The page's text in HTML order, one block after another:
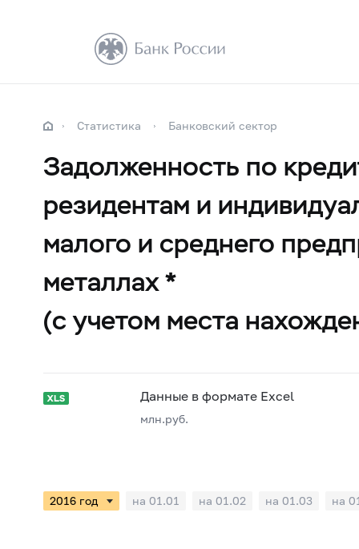
Статистика Банковский сектор
Задолженность по
резидентам и
малого и среднего
металлах *
(с учетом места
Данные в формате Excel
млн.руб.
на 01.01 на 01.02 на 01.03 на